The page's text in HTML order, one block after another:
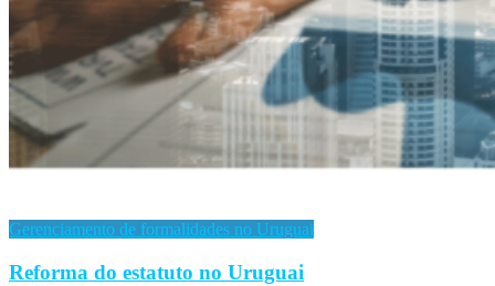
Gerenciamento de formalidades no Uruguai
Reforma do estatuto no Uruguai